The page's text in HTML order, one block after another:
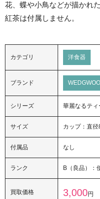
花、蝶や小鳥などが描かれ
紅茶は付属しません。
カテゴリ 洋食器
ブランド
シリーズ 華麗なるテ
サイズ カップ：直
付属品 なし
ランク B（良品）：
買取価格 3,000円